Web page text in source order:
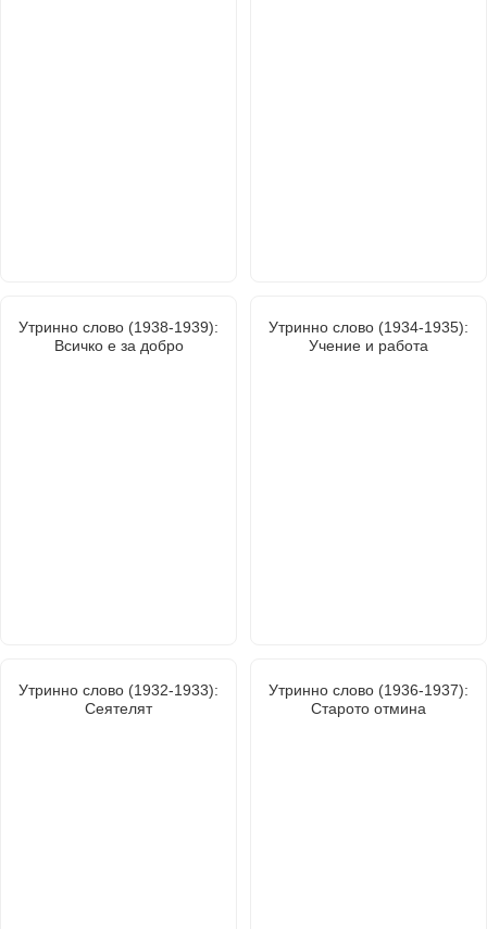
Утринно слово (1938-1939):
Всичко е за добро
Утринно слово (1934-1935):
Учение и работа
Утринно слово (1932-1933):
Сеятелят
Утринно слово (1936-1937):
Старото отмина